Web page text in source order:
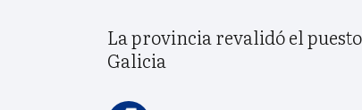
La provincia revalidó el
Galicia